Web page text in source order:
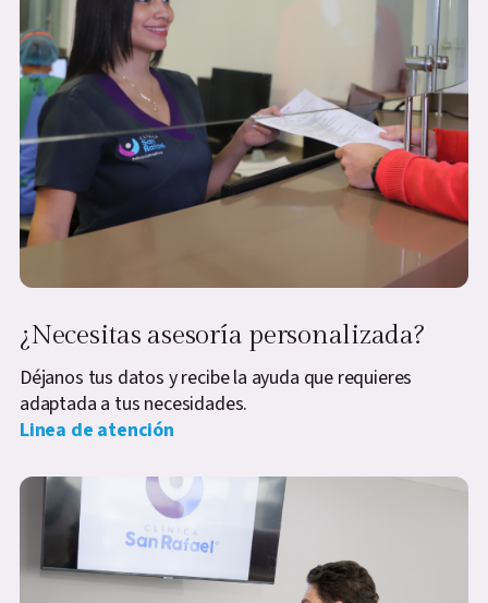
¿Necesitas asesoría personalizada?
Déjanos tus datos y recibe la ayuda que requieres
adaptada a tus necesidades.
Linea de atención